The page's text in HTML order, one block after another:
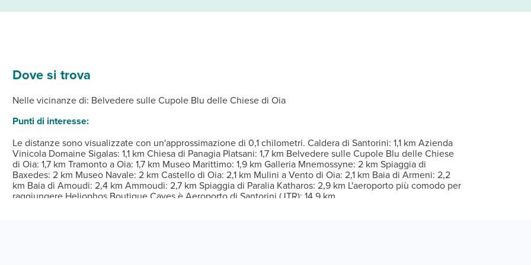
Dove si trova
Nelle vicinanze di: Belvedere sulle Cupole Blu delle Chiese di Oia
Punti di interesse:
Le distanze sono visualizzate con un'approssimazione di 0,1 chilometri. Caldera di Santorini: 1,1 km Azienda
Vinicola Domaine Sigalas: 1,1 km Chiesa di Panagia Platsani: 1,7 km Belvedere sulle Cupole Blu delle Chiese
di Oia: 1,7 km Tramonto a Oia: 1,7 km Museo Marittimo: 1,9 km Galleria Mnemossyne: 2 km Spiaggia di
Baxedes: 2 km Museo Navale: 2 km Castello di Oia: 2,1 km Mulini a Vento di Oia: 2,1 km Baia di Armeni: 2,2
km Baia di Amoudi: 2,4 km Ammoudi: 2,7 km Spiaggia di Paralia Katharos: 2,9 km L'aeroporto più comodo per
raggiungere Heliophos Boutique Caves è Aeroporto di Santorini (JTR): 14,9 km
di aria condizionata e angolo cottura. Le camere sono dotate di balcone o patio attrezzato. I canali via satellite e
Dalle ore 15:00 Alle ore 22:00 Istruzioni per il check-in: Per eventuali ospiti aggiuntivi possono essere previsti
dove ammirare il paesaggio e potrai utilizzare servizi come il Wi-Fi gratuito.